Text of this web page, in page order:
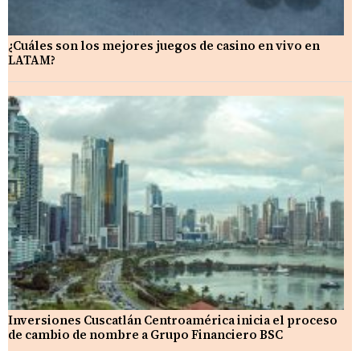
¿Cuáles son los mejores juegos de casino en vivo en
LATAM?
Inversiones Cuscatlán Centroamérica inicia el proceso
de cambio de nombre a Grupo Financiero BSC